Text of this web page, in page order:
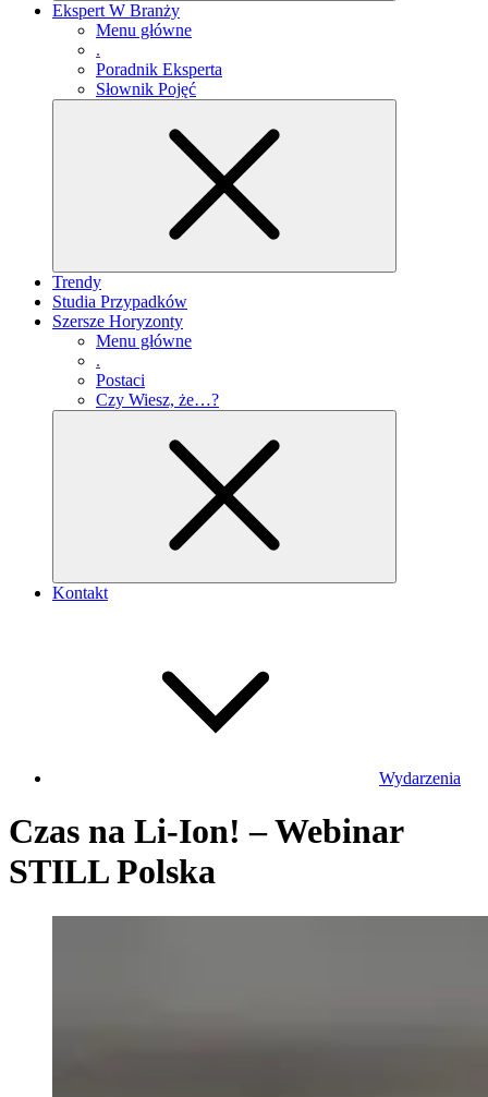
Ekspert W Branży
Menu główne
.
Poradnik Eksperta
Słownik Pojęć
Trendy
Studia Przypadków
Szersze Horyzonty
Menu główne
.
Postaci
Czy Wiesz, że…?
Kontakt
Wydarzenia
Czas na Li-Ion! – Webinar
STILL Polska